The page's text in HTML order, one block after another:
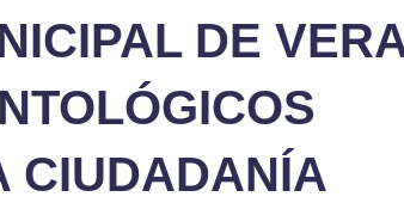
DE
CIUDADANÍA